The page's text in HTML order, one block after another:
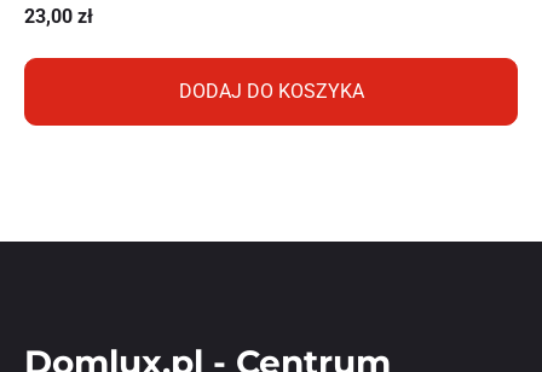
23,00 zł
DODAJ DO KOSZYKA
Domlux.pl - Centrum